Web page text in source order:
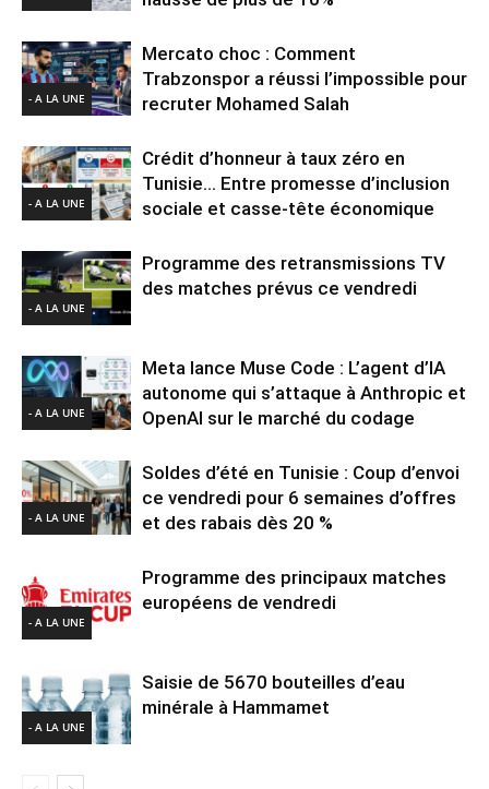
- A LA UNE
Mercato choc : Comment
Trabzonspor a réussi l’impossible pour
recruter Mohamed Salah
- A LA UNE
Crédit d’honneur à taux zéro en
Tunisie… Entre promesse d’inclusion
sociale et casse-tête économique
- A LA UNE
Programme des retransmissions TV
des matches prévus ce vendredi
- A LA UNE
Meta lance Muse Code : L’agent d’IA
autonome qui s’attaque à Anthropic et
OpenAI sur le marché du codage
- A LA UNE
Soldes d’été en Tunisie : Coup d’envoi
ce vendredi pour 6 semaines d’offres
et des rabais dès 20 %
- A LA UNE
Programme des principaux matches
européens de vendredi
- A LA UNE
Saisie de 5670 bouteilles d’eau
minérale à Hammamet